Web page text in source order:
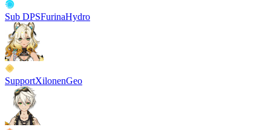
Sub DPSFurinaHydro
SupportXilonenGeo